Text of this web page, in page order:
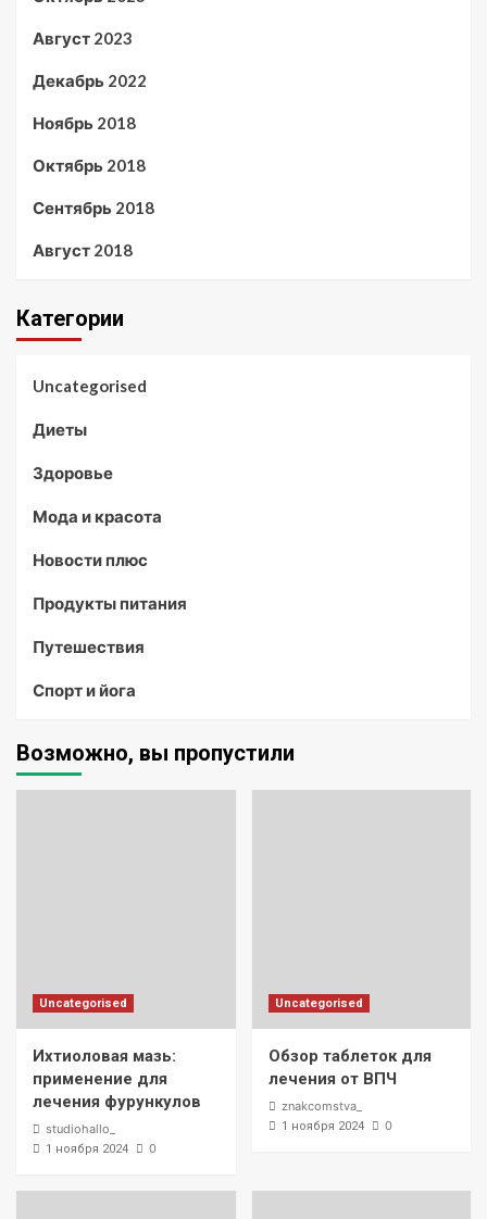
Август 2023
Декабрь 2022
Ноябрь 2018
Октябрь 2018
Сентябрь 2018
Август 2018
Категории
Uncategorised
Диеты
Здоровье
Мода и красота
Новости плюс
Продукты питания
Путешествия
Спорт и йога
Возможно, вы пропустили
Uncategorised
Ихтиоловая мазь:
применение для
лечения фурункулов
studiohallo_
1 ноября 2024 0
Uncategorised
Обзор таблеток для
лечения от ВПЧ
znakcomstva_
1 ноября 2024 0